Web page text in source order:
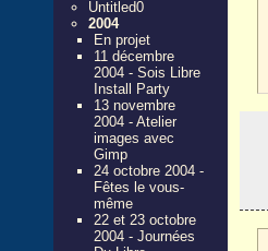
Untitled0
2004
En projet
11 décembre
2004 - Sois Libre
Install Party
13 novembre
2004 - Atelier
images avec
Gimp
24 octobre 2004 -
Fêtes le vous-
même
22 et 23 octobre
2004 - Journées